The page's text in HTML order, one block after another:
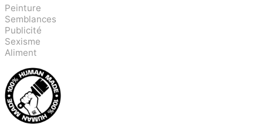
Peinture
Semblances
Publicité
Sexisme
Aliment